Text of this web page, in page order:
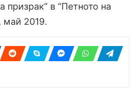
призрак” в “Петното на
май 2019.